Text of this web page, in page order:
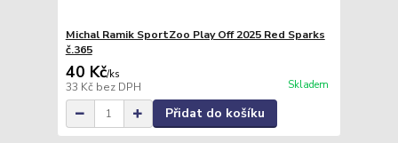
Michal Ramik SportZoo Play Off 2025 Red Sparks
č.365
40 Kč/ks
33 Kč bez DPH Skladem
Přidat do košíku